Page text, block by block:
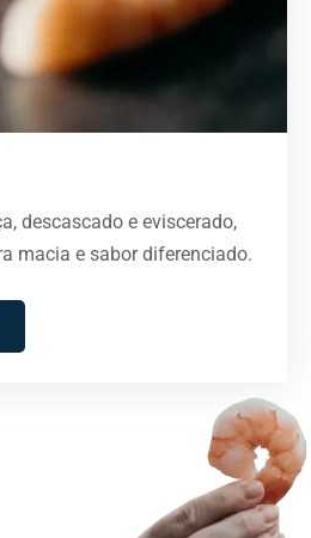
descascado e eviscerado,
macia e sabor diferenciado.